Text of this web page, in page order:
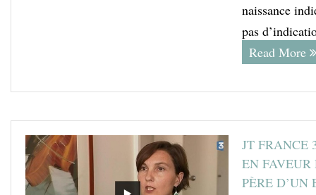
naissance
pas
Read More
JT FRANCE
EN FAVEUR
PÈRE D’UN